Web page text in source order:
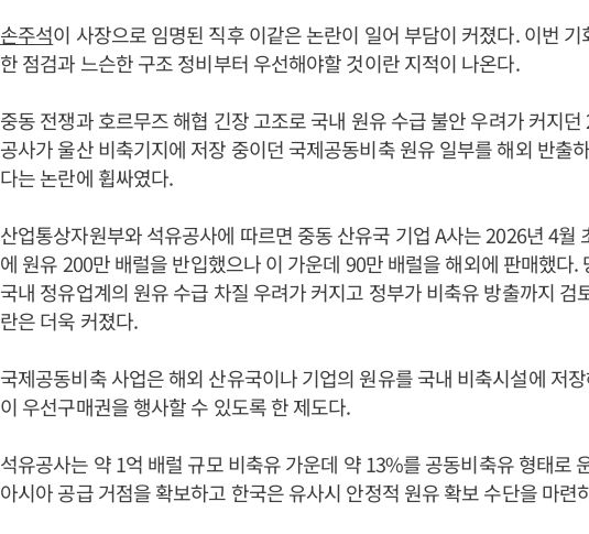
손주석이 사장으로 임명된 직후 이같은 논란이 일어 부담이 커졌다. 이번
한 점검과 느슨한 구조 정비부터 우선해야할 것이란 지적이 나온다.
중동 전쟁과 호르무즈 해협 긴장 고조로 국내 원유 수급 불안 우려가 커지
공사가 울산 비축기지에 저장 중이던 국제공동비축 원유 일부를 해외 반출
다는 논란에 휩싸였다.
산업통상자원부와 석유공사에 따르면 중동 산유국 기업 A사는 2026년 4월
에 원유 200만 배럴을 반입했으나 이 가운데 90만 배럴을 해외에 판매했다.
국내 정유업계의 원유 수급 차질 우려가 커지고 정부가 비축유 방출까지 검
란은 더욱 커졌다.
국제공동비축 사업은 해외 산유국이나 기업의 원유를 국내 비축시설에 저
이 우선구매권을 행사할 수 있도록 한 제도다.
석유공사는 약 1억 배럴 규모 비축유 가운데 약 13%를 공동비축유 형태로
아시아 공급 거점을 확보하고 한국은 유사시 안정적 원유 확보 수단을 마련